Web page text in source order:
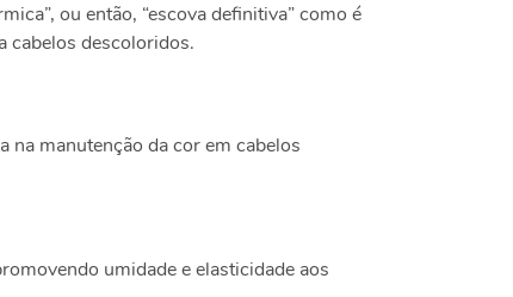
ou então, “escova definitiva” como é
cabelos descoloridos.
na manutenção da cor em cabelos
umidade e elasticidade aos